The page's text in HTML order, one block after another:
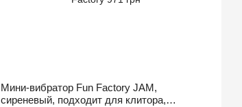
Мини-вибратор Fun Factory JAM,
сиреневый, подходит для клитора,